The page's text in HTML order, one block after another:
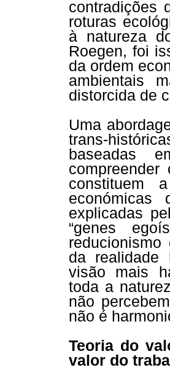
contradições
roturas
à natureza
Roegen, foi
da ordem
ambientais
distorcida de
Uma
trans-
baseadas
constituem
explicadas
“genes
da realidade
visão mais
toda a
não
não é
Teoria do
valor do